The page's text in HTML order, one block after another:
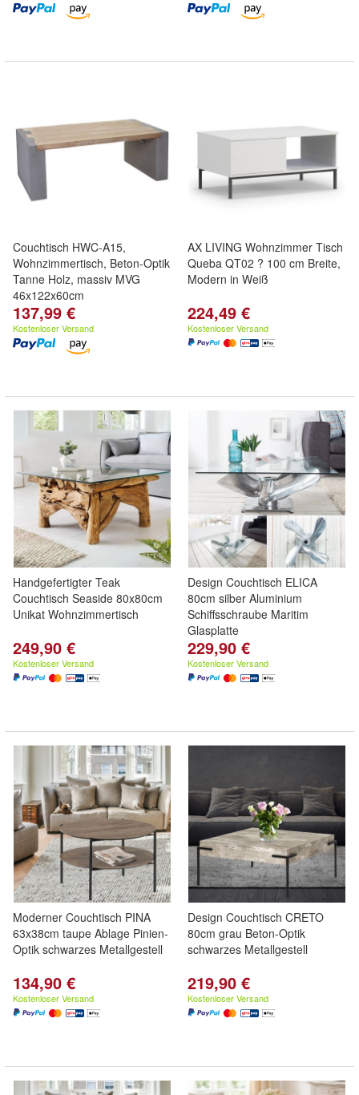
Couchtisch HWC-A15,
Wohnzimmertisch, Beton-Optik
Tanne Holz, massiv MVG
46x122x60cm
137,99 €
Kostenloser Versand
AX LIVING Wohnzimmer Tisch
Queba QT02 ? 100 cm Breite,
Modern in Weiß
224,49 €
Kostenloser Versand
Handgefertigter Teak
Couchtisch Seaside 80x80cm
Unikat Wohnzimmertisch
249,90 €
Kostenloser Versand
Design Couchtisch ELICA
80cm silber Aluminium
Schiffsschraube Maritim
Glasplatte
229,90 €
Kostenloser Versand
Moderner Couchtisch PINA
63x38cm taupe Ablage Pinien-
Optik schwarzes Metallgestell
134,90 €
Kostenloser Versand
Design Couchtisch CRETO
80cm grau Beton-Optik
schwarzes Metallgestell
219,90 €
Kostenloser Versand